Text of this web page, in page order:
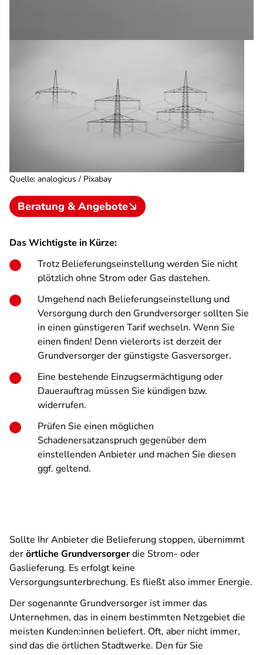
Quelle: analogicus / Pixabay
Beratung & Angebote
Das Wichtigste in Kürze:
Trotz Belieferungseinstellung werden Sie nicht
plötzlich ohne Strom oder Gas dastehen.
Umgehend nach Belieferungseinstellung und
Versorgung durch den Grundversorger sollten Sie
in einen günstigeren Tarif wechseln. Wenn Sie
einen finden! Denn vielerorts ist derzeit der
Grundversorger der günstigste Gasversorger.
Eine bestehende Einzugsermächtigung oder
Dauerauftrag müssen Sie kündigen bzw.
widerrufen.
Prüfen Sie einen möglichen
Schadenersatzanspruch gegenüber dem
einstellenden Anbieter und machen Sie diesen
ggf. geltend.
Sollte Ihr Anbieter die Belieferung stoppen, übernimmt
derörtliche Grundversorgerdie Strom- oder
Gaslieferung. Es erfolgt keine
Versorgungsunterbrechung. Es fließt also immer Energie.
Der sogenannte Grundversorger ist immer das
Unternehmen, das in einem bestimmten Netzgebiet die
meisten Kunden:innen beliefert. Oft, aber nicht immer,
sind das die örtlichen Stadtwerke. Den für Sie